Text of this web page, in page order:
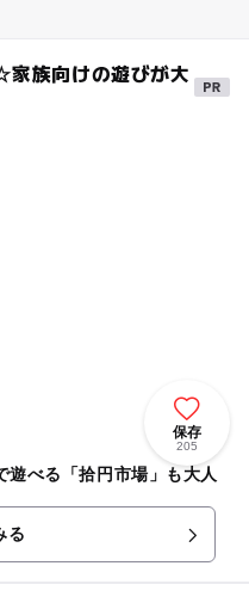
族向けの遊びが大
保存
205
遊べる「拾円市場」も大人
る